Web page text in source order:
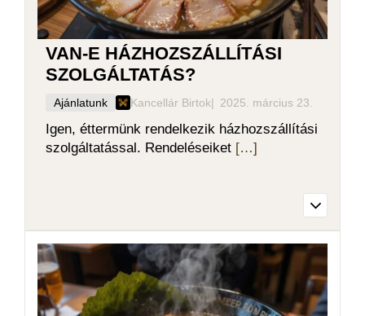
VAN-E HÁZHOZSZÁLLÍTÁSI
SZOLGÁLTATÁS?
Ajánlatunk Kancellár Birtok 2025. március 23.
Igen, éttermünk rendelkezik házhozszállítási
szolgáltatással. Rendeléseiket […]
Igen, éttermünk rendelkezik
házhozszállítási szolgáltatással.
Rendeléseiket telefonon vagy online